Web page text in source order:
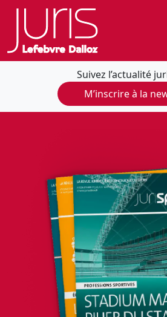
Suivez l’actualité
M’inscrire à la